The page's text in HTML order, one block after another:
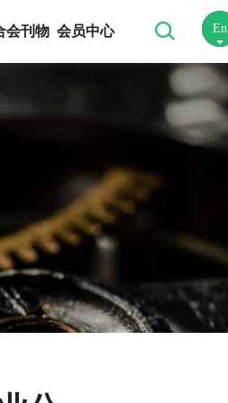
会刊物 会员中心 En
中